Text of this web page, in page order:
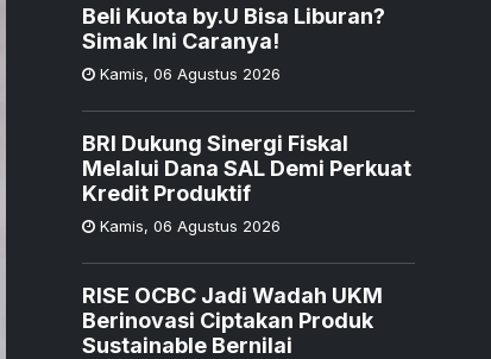
Beli Kuota by.U Bisa Liburan?
Simak Ini Caranya!
Kamis, 06 Agustus 2026
BRI Dukung Sinergi Fiskal
Melalui Dana SAL Demi Perkuat
Kredit Produktif
Kamis, 06 Agustus 2026
RISE OCBC Jadi Wadah UKM
Berinovasi Ciptakan Produk
Sustainable Bernilai